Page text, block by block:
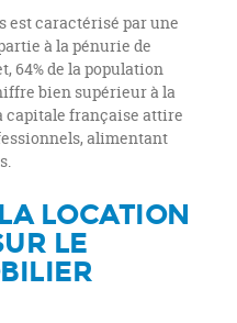
est caractérisé par une
à la pénurie de
64% de la population
bien supérieur à la
capitale française attire
alimentant
LOCATION
LE